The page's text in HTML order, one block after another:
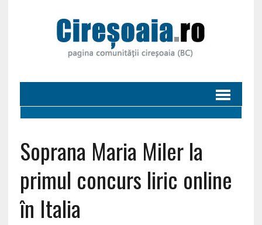
Soprana Maria Miler la
primul concurs liric online
în Italia